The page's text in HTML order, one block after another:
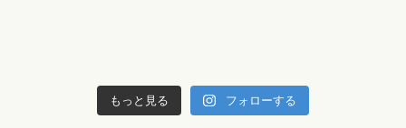
もっと見る フォローする